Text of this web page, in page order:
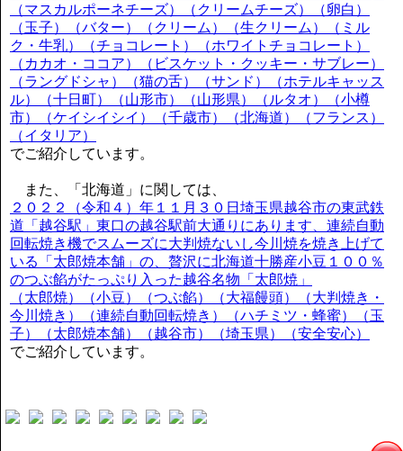
（マスカルポーネチーズ）（クリームチーズ）（卵白）
（玉子）（バター）（クリーム）（生クリーム）（ミル
ク・牛乳）（チョコレート）（ホワイトチョコレート）
（カカオ・ココア）（ビスケット・クッキー・サブレー）
（ラングドシャ）（猫の舌）（サンド）（ホテルキャッス
ル）（十日町）（山形市）（山形県）（ルタオ）（小樽
市）（ケイシイシイ）（千歳市）（北海道）（フランス）
（イタリア）
でご紹介しています。
また、「北海道」に関しては、
２０２２（令和４）年１１月３０日埼玉県越谷市の東武鉄
道「越谷駅」東口の越谷駅前大通りにあります、連続自動
回転焼き機でスムーズに大判焼ないし今川焼を焼き上げて
いる「太郎焼本舗」の、贅沢に北海道十勝産小豆１００％
のつぶ餡がたっぷり入った越谷名物「太郎焼」
（太郎焼）（小豆）（つぶ餡）（大福饅頭）（大判焼き・
今川焼き）（連続自動回転焼き）（ハチミツ・蜂蜜）（玉
子）（太郎焼本舗）（越谷市）（埼玉県）（安全安心）
でご紹介しています。